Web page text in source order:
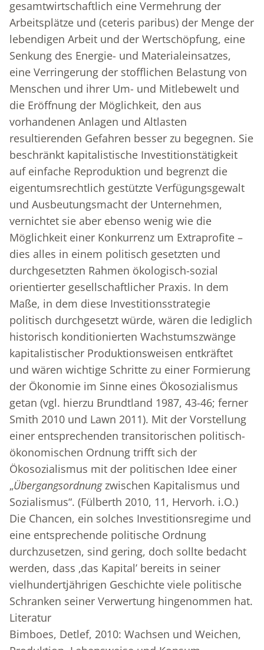
gesamtwirtschaftlich eine Vermehrung der
Arbeitsplätze und (ceteris paribus) der Menge der
lebendigen Arbeit und der Wertschöpfung, eine
Senkung des Energie- und Materialeinsatzes,
eine Verringerung der stofflichen Belastung von
Menschen und ihrer Um- und Mitlebewelt und
die Eröffnung der Möglichkeit, den aus
vorhandenen Anlagen und Altlasten
resultierenden Gefahren besser zu begegnen. Sie
beschränkt kapitalistische Investitionstätigkeit
auf einfache Reproduktion und begrenzt die
eigentumsrechtlich gestützte Verfügungsgewalt
und Ausbeutungsmacht der Unternehmen,
vernichtet sie aber ebenso wenig wie die
Möglichkeit einer Konkurrenz um Extraprofite –
dies alles in einem politisch gesetzten und
durchgesetzten Rahmen ökologisch-sozial
orientierter gesellschaftlicher Praxis. In dem
Maße, in dem diese Investitionsstrategie
politisch durchgesetzt würde, wären die lediglich
historisch konditionierten Wachs­tumszwänge
kapitalistischer Produktionsweisen entkräftet
und wären wichtige Schritte zu einer Formierung
der Ökonomie im Sinne eines Ökosozialismus
getan (vgl. hierzu Brundtland 1987, 43-46; ferner
Smith 2010 und Lawn 2011). Mit der Vorstellung
einer entsprechenden transitorischen politisch-
ökonomischen Ordnung trifft sich der
Ökosozialismus mit der politischen Idee einer
„Übergangsordnungzwischen Kapitalismus und
Sozialismus“. (Fülberth 2010, 11, Hervorh. i.O.)
Die Chancen, ein solches Investitionsregime und
eine entsprechende politische Ordnung
durchzusetzen, sind gering, doch sollte bedacht
werden, dass ‚das Kapital’ bereits in seiner
vielhundertjährigen Geschichte viele politische
Schranken seiner Verwertung hingenommen hat.
Literatur
Bimboes, Detlef, 2010: Wachsen und Weichen,